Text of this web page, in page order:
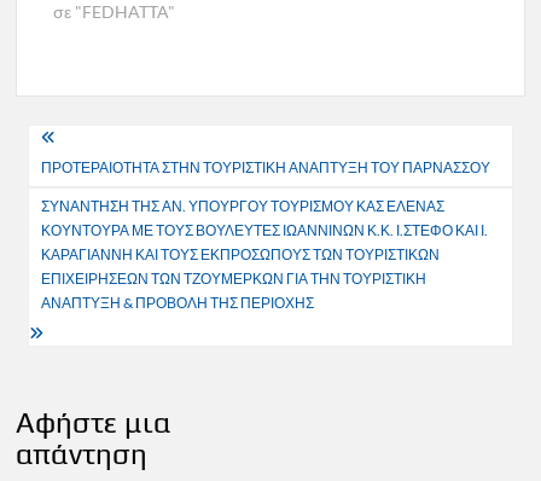
σε "FEDHATTA"
Πλοήγηση
άρθρων
ΠΡΟΤΕΡΑΙΟΤΗΤΑ ΣΤΗΝ ΤΟΥΡΙΣΤΙΚΗ ΑΝΑΠΤΥΞΗ ΤΟΥ ΠΑΡΝΑΣΣΟΥ
ΣΥΝΑΝΤΗΣΗ ΤΗΣ ΑΝ. ΥΠΟΥΡΓΟΥ ΤΟΥΡΙΣΜΟΥ ΚΑΣ ΕΛΕΝΑΣ
ΚΟΥΝΤΟΥΡΑ ΜΕ ΤΟΥΣ ΒΟΥΛΕΥΤΕΣ ΙΩΑΝΝΙΝΩΝ Κ.Κ. Ι.ΣΤΕΦΟ ΚΑΙ Ι.
ΚΑΡΑΓΙΑΝΝΗ ΚΑΙ ΤΟΥΣ ΕΚΠΡΟΣΩΠΟΥΣ ΤΩΝ ΤΟΥΡΙΣΤΙΚΩΝ
ΕΠΙΧΕΙΡΗΣΕΩΝ ΤΩΝ ΤΖΟΥΜΕΡΚΩΝ ΓΙΑ ΤΗΝ ΤΟΥΡΙΣΤΙΚΗ
ΑΝΑΠΤΥΞΗ & ΠΡΟΒΟΛΗ ΤΗΣ ΠΕΡΙΟΧΗΣ
Αφήστε μια
απάντηση